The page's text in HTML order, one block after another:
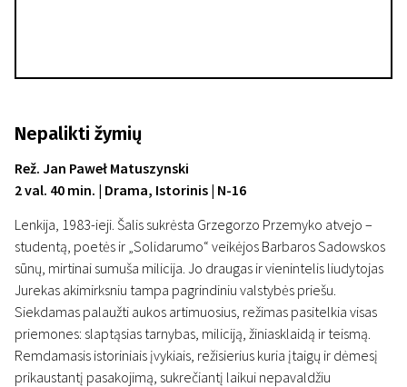
Nepalikti žymių
Rež. Jan Paweł Matuszynski
2 val. 40 min. | Drama, Istorinis | N-16
Lenkija, 1983-ieji. Šalis sukrėsta Grzegorzo Przemyko atvejo –
studentą, poetės ir „Solidarumo“ veikėjos Barbaros Sadowskos
sūnų, mirtinai sumuša milicija. Jo draugas ir vienintelis liudytojas
Jurekas akimirksniu tampa pagrindiniu valstybės priešu.
Siekdamas palaužti aukos artimuosius, režimas pasitelkia visas
priemones: slaptąsias tarnybas, miliciją, žiniasklaidą ir teismą.
Remdamasis istoriniais įvykiais, režisierius kuria įtaigų ir dėmesį
prikaustantį pasakojimą, sukrečiantį laikui nepavaldžiu